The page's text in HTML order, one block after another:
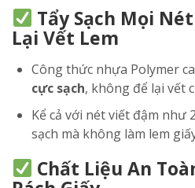
Tẩy Sạch Mọi
Lại Vết Lem
Công thức nhựa Polymer
cực sạch, không để lại vết
Kể cả với nét viết đậm như
sạch mà không làm lem
Chất Liệu An